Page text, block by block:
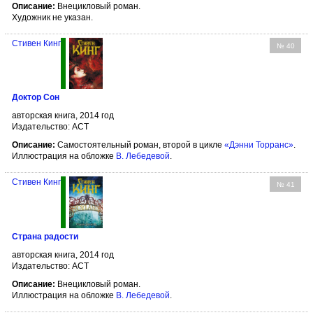
Описание: Внецикловый роман.
Художник не указан.
№ 40
Стивен Кинг
Доктор Сон
авторская книга, 2014 год
Издательство: АСТ
Описание: Самостоятельный роман, второй в цикле «Дэнни Торранс».
Иллюстрация на обложке В. Лебедевой.
№ 41
Стивен Кинг
Страна радости
авторская книга, 2014 год
Издательство: АСТ
Описание: Внецикловый роман.
Иллюстрация на обложке В. Лебедевой